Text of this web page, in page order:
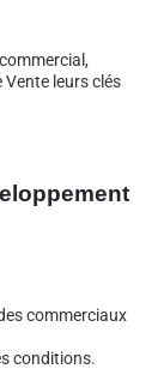
leurs clés
commerciaux
conditions.